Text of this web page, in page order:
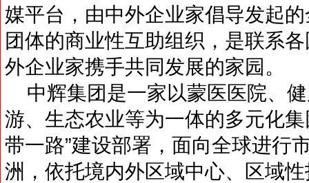
媒平台，由中外企业家倡导发起
团体的商业性互助组织，是联系
外企业家携手共同发展的家园。
中辉集团是一家以蒙医医院、
游、生态农业等为一体的多元化
带一路”建设部署，面向全球进行
洲，依托境内外区域中心、区域